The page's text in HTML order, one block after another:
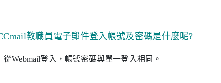
教職員電子郵件登入帳號及密碼是什麼呢?
從Webmail登入，帳號密碼與單一登入相同。